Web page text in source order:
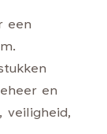
een
en
veiligheid,